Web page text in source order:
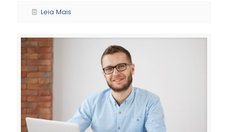
Leia Mais